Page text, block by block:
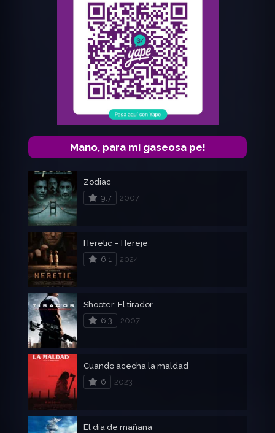
Mano, para mi gaseosa pe!
Zodiac
9.7
2007
Heretic – Hereje
6.1
2024
Shooter: El tirador
6.3
2007
Cuando acecha la maldad
6
2023
El día de mañana